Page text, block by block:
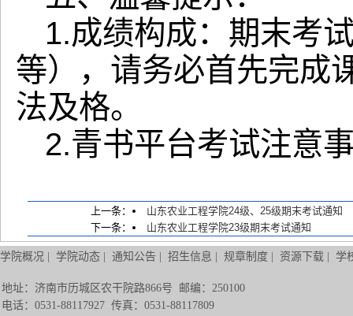
1.成绩构成：期末考
等），请务必首先完成
法及格。
2.青书平台考试注意
上一条：
山东农业工程学院24级、25级期末考试通知
下一条：
山东农业工程学院23级期末考试通知
学院概况 学院动态 通知公告 招生信息 规章制度 资源下载 学
地址：济南市历城区农干院路866号 邮编：250100
电话：0531-88117927 传真：0531-88117809